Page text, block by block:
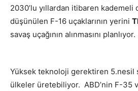
2030’lu yıllardan itibaren kademeli
düşünülen F-16 uçaklarının yerini
savaş uçağının alınmasını planlıyor.
Yüksek teknoloji gerektiren 5.nesil
ülkeler üretebiliyor. ABD’nin F-35